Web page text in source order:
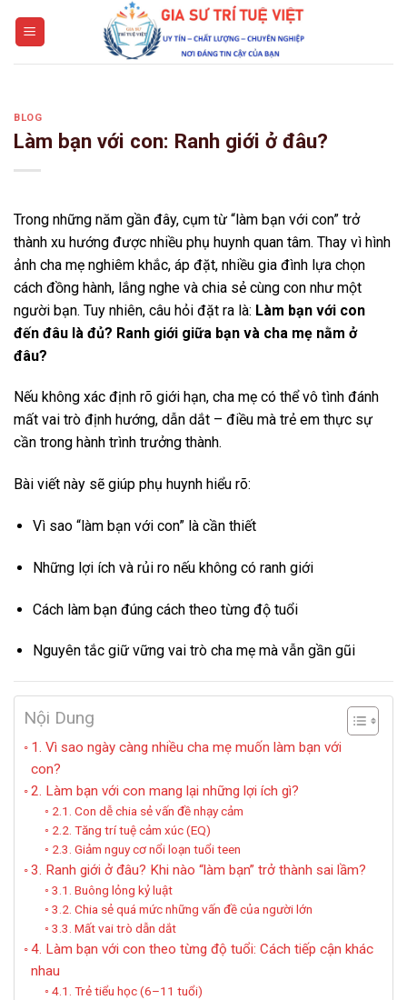
BLOG
Làm bạn với con: Ranh giới ở đâu?
Trong những năm gần đây, cụm từ “làm bạn với con” trở
thành xu hướng được nhiều phụ huynh quan tâm. Thay vì hình
ảnh cha mẹ nghiêm khắc, áp đặt, nhiều gia đình lựa chọn
cách đồng hành, lắng nghe và chia sẻ cùng con như một
người bạn. Tuy nhiên, câu hỏi đặt ra là: Làm bạn với con
đến đâu là đủ? Ranh giới giữa bạn và cha mẹ nằm ở
đâu?
Nếu không xác định rõ giới hạn, cha mẹ có thể vô tình đánh
mất vai trò định hướng, dẫn dắt – điều mà trẻ em thực sự
cần trong hành trình trưởng thành.
Bài viết này sẽ giúp phụ huynh hiểu rõ:
Vì sao “làm bạn với con” là cần thiết
Những lợi ích và rủi ro nếu không có ranh giới
Cách làm bạn đúng cách theo từng độ tuổi
Nguyên tắc giữ vững vai trò cha mẹ mà vẫn gần gũi
Nội Dung
1. Vì sao ngày càng nhiều cha mẹ muốn làm bạn với
con?
2. Làm bạn với con mang lại những lợi ích gì?
2.1. Con dễ chia sẻ vấn đề nhạy cảm
2.2. Tăng trí tuệ cảm xúc (EQ)
2.3. Giảm nguy cơ nổi loạn tuổi teen
3. Ranh giới ở đâu? Khi nào “làm bạn” trở thành sai lầm?
3.1. Buông lỏng kỷ luật
3.2. Chia sẻ quá mức những vấn đề của người lớn
3.3. Mất vai trò dẫn dắt
4. Làm bạn với con theo từng độ tuổi: Cách tiếp cận khác
nhau
4.1. Trẻ tiểu học (6–11 tuổi)